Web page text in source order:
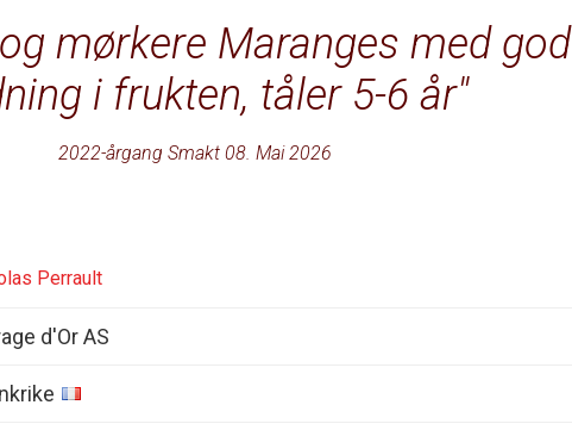
mørkere Maranges med god
i frukten, tåler 5-6 år
2022-årgang Smakt 08. Mai 2026
Perrault
d'Or AS